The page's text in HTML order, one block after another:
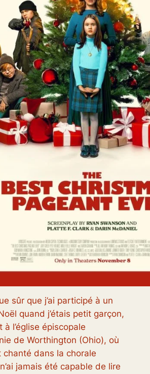
sûr que j’ai participé à un
quand j’étais petit garçon,
l’église épiscopale
de Worthington (Ohio), où
chanté dans la chorale
jamais été capable de lire